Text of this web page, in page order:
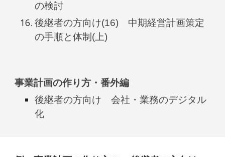
の検討
後継者の方向け(16) 中期経営計画策定
の手順と体制(上)
事業計画の作り方・番外編
後継者の方向け 会社・業務のデジタル
化